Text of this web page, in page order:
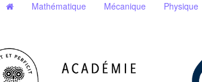
Mathématique Mécanique Physique